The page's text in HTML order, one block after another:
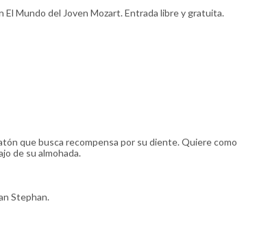
Mundo del Joven Mozart. Entrada libre y gratuita.
que busca recompensa por su diente. Quiere como
de su almohada.
Stephan.